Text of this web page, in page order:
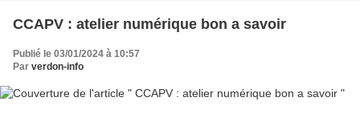
CCAPV : atelier numérique bon a savoir
Publié le 03/01/2024 à 10:57
Par verdon-info